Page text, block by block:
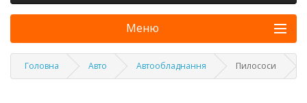
Меню
Головна Авто Автообладнання Пилососи